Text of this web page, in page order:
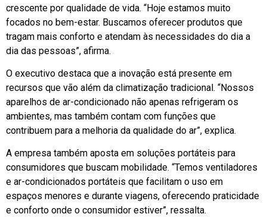
crescente por qualidade de vida. “Hoje estamos muito
focados no bem-estar. Buscamos oferecer produtos que
tragam mais conforto e atendam às necessidades do dia a
dia das pessoas”, afirma.
O executivo destaca que a inovação está presente em
recursos que vão além da climatização tradicional. “Nossos
aparelhos de ar-condicionado não apenas refrigeram os
ambientes, mas também contam com funções que
contribuem para a melhoria da qualidade do ar”, explica.
A empresa também aposta em soluções portáteis para
consumidores que buscam mobilidade. “Temos ventiladores
e ar-condicionados portáteis que facilitam o uso em
espaços menores e durante viagens, oferecendo praticidade
e conforto onde o consumidor estiver”, ressalta.